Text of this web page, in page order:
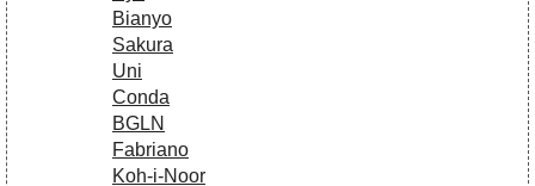
Bianyo
Sakura
Uni
Conda
BGLN
Fabriano
Koh-i-Noor